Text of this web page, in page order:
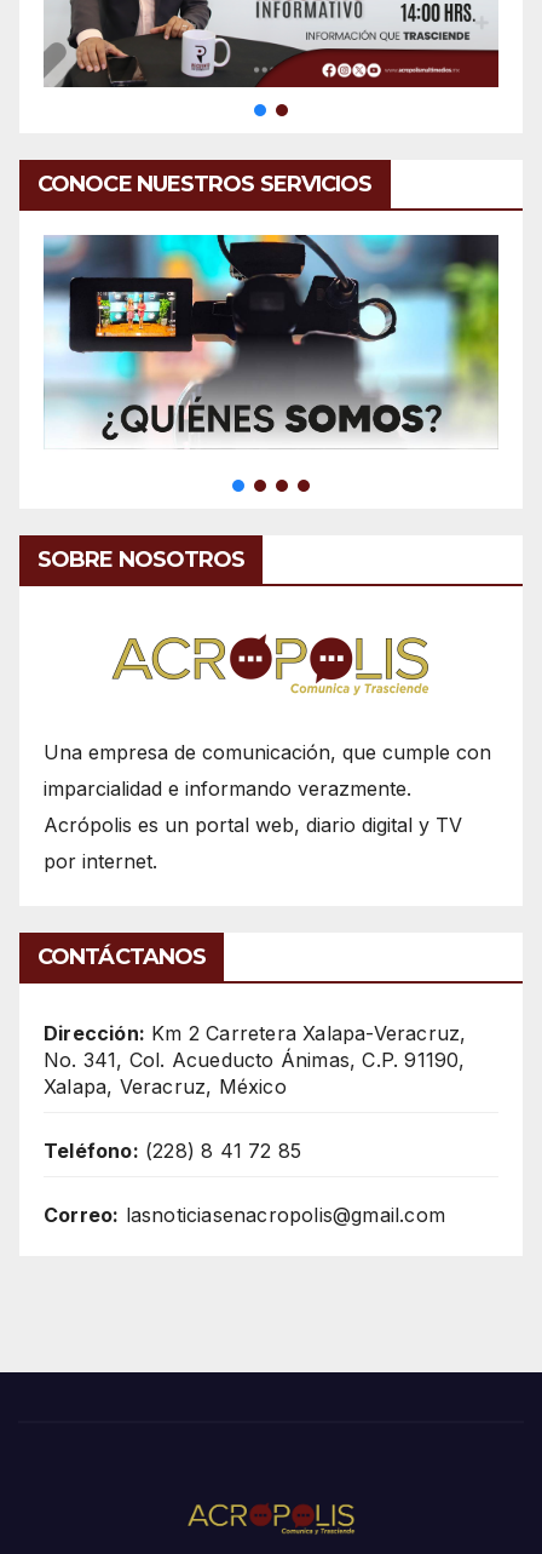
CONOCE NUESTROS SERVICIOS
SOBRE NOSOTROS
Una empresa de comunicación, que cumple con
imparcialidad e informando verazmente.
Acrópolis es un portal web, diario digital y TV
por internet.
CONTÁCTANOS
Dirección: Km 2 Carretera Xalapa-Veracruz,
No. 341, Col. Acueducto Ánimas, C.P. 91190,
Xalapa, Veracruz, México
Teléfono: (228) 8 41 72 85
Correo: lasnoticiasenacropolis@gmail.com